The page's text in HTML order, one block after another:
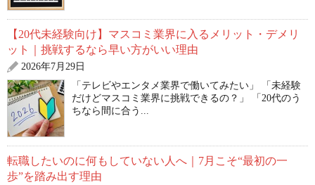
【20代未経験向け】マスコミ業界に入るメリット・デメリ
ット｜挑戦するなら早い方がいい理由
2026年7月29日
「テレビやエンタメ業界で働いてみたい」 「未経験
だけどマスコミ業界に挑戦できるの？」 「20代のう
ちなら間に合う...
転職したいのに何もしていない人へ｜7月こそ“最初の一
歩”を踏み出す理由